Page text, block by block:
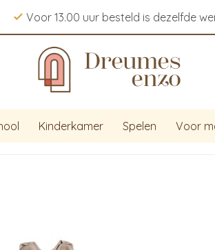
Voor 13.00 uur besteld is dezelfde
Kinderkamer Spelen Voor